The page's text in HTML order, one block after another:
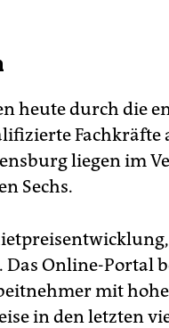
heute durch die
Fachkräfte
liegen im
Sechs.
Das Online-Portal
mit
in den letzten